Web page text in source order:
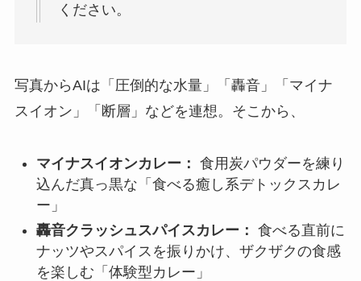
ください。
写真からAIは「圧倒的な水量」「轟音」「マイナ
スイオン」「断層」などを連想。そこから、
マイナスイオンカレー： 食用炭パウダーを練り
込んだ真っ黒な「食べる癒し系デトックスカレ
ー」
轟音クラッシュスパイスカレー： 食べる直前に
ナッツやスパイスを振りかけ、ザクザクの食感
を楽しむ「体験型カレー」